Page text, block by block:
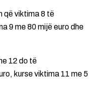
që viktima 8 të
9 me 80 mijë euro dhe
12 do të
kurse viktima 11 me 5